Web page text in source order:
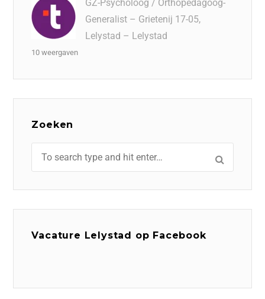
GZ-Psycholoog / Orthopedagoog-
Generalist – Grietenij 17-05,
Lelystad – Lelystad
10 weergaven
Zoeken
Vacature Lelystad op Facebook